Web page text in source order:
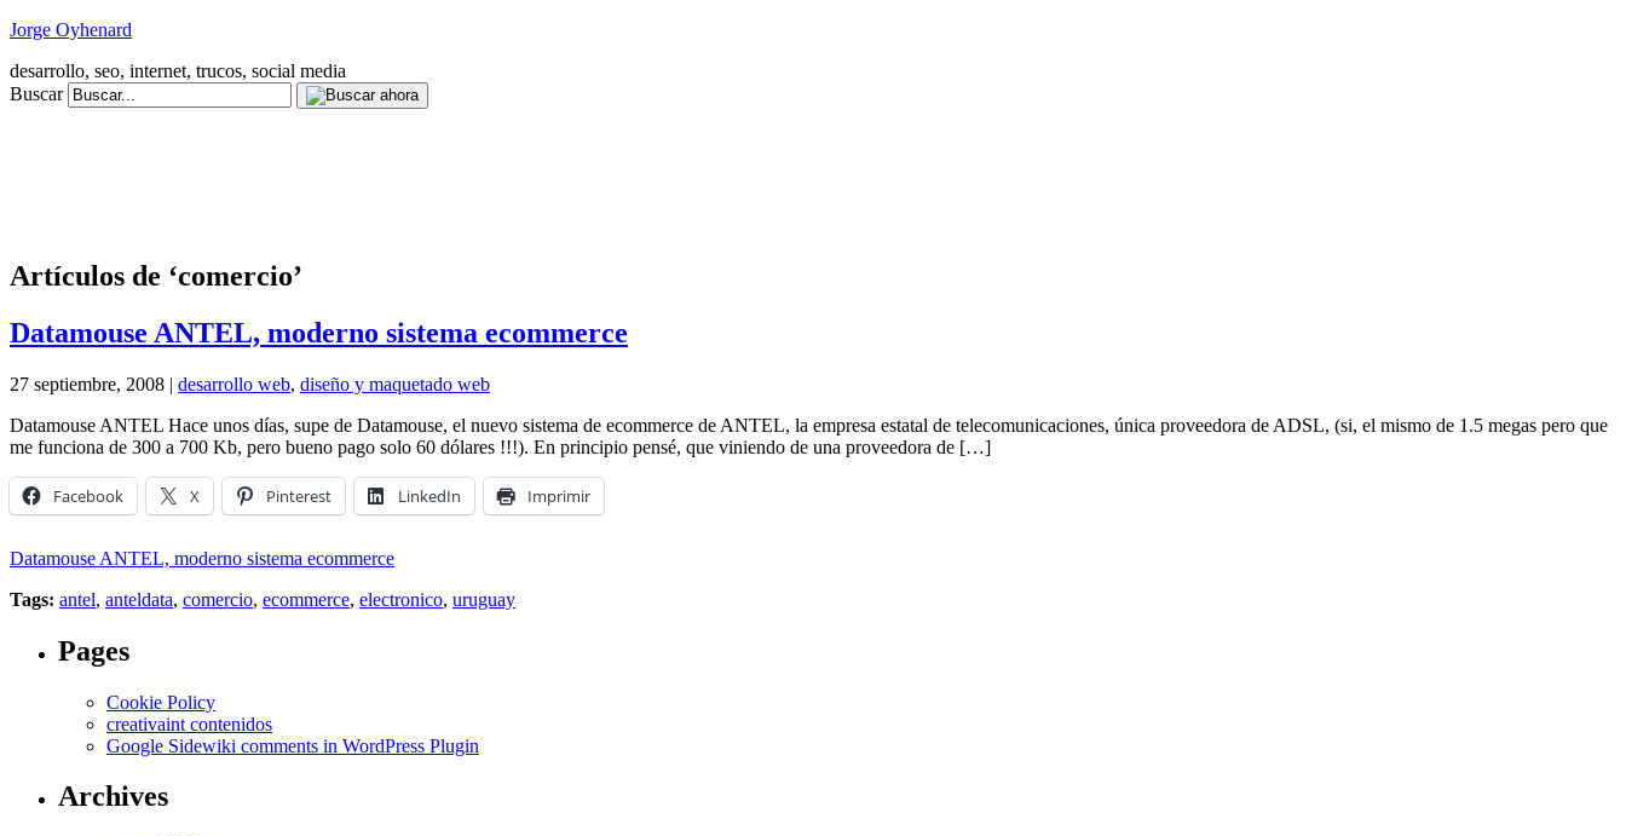
Jorge Oyhenard
desarrollo, seo, internet, trucos, social media
Buscar
Artículos de ‘comercio’
Datamouse ANTEL, moderno sistema ecommerce
27 septiembre, 2008 | desarrollo web, diseño y maquetado web
Datamouse ANTEL Hace unos días, supe de Datamouse, el nuevo sistema de ecommerce de ANTEL, la empresa estatal de telecomunicaciones, única proveedora de ADSL, (si, el mismo de 1.5 megas pero que
me funciona de 300 a 700 Kb, pero bueno pago solo 60 dólares !!!). En principio pensé, que viniendo de una proveedora de […]
Facebook X Pinterest LinkedIn Imprimir
Datamouse ANTEL, moderno sistema ecommerce
Tags: antel, anteldata, comercio, ecommerce, electronico, uruguay
Pages
Cookie Policy
creativaint contenidos
Google Sidewiki comments in WordPress Plugin
Archives